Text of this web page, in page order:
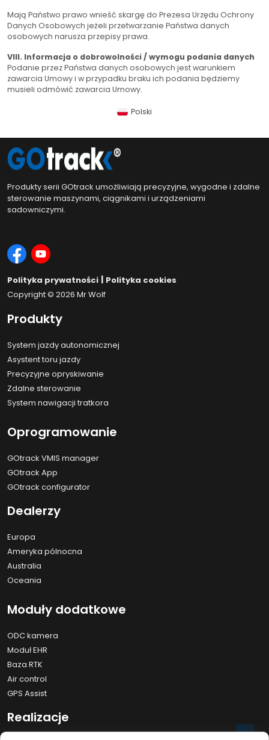
Mają Państwo prawo wnieść skargę do Prezesa Urzędu Ochrony
Danych Osobowych jeżeli przetwarzanie Państwa danych
osobowych narusza przepisy prawa.
VIII. Informacja o dobrowolności / wymogu podania danych
Podanie przez Państwa danych osobowych jest warunkiem
zawarcia Umowy i w przypadku braku ich podania będziemy
musieli odmówić zawarcia Umowy.
Polski
Produkty serii GOtrack umożliwiają precyzyjne, wygodne i zdalne
sterowanie maszynami, ciągnikami i urządzeniami
sadowniczymi.
Polityka prywatności | Polityka cookies
Copyright © 2026 Mr Wolf
Produkty
System jazdy autonomicznej
Asystent toru jazdy
Precyzyjne opryskiwanie
Zdalne sterowanie
System nawigacji tratkora
Oprogramowanie
GOtrack VMIS manager
GOtrack App
GOtrack configurator
Dealerzy
Europa
Ameryka pólnocna
Australia
Oceania
Moduły dodatkowe
ODC kamera
Moduł EHR
Baza RTK
Air control
GPS Assist
Realizacje